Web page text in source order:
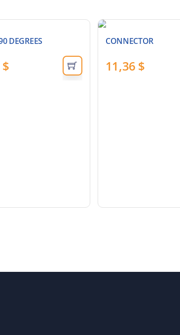
DEGREES
$
CONNECTOR
11,36 $